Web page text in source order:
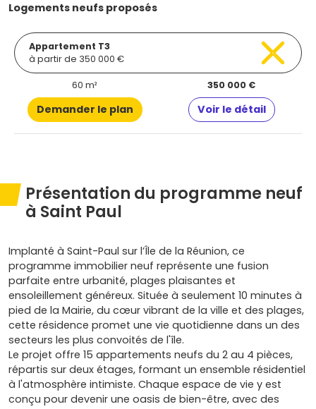
Logements neufs proposés
Appartement T3
à partir de 350 000 €
60 m² 350 000 €
Demander le plan Voir le détail
Présentation du programme neuf
à Saint Paul
Implanté à Saint-Paul sur l’Île de la Réunion, ce
programme immobilier neuf représente une fusion
parfaite entre urbanité, plages plaisantes et
ensoleillement généreux. Située à seulement 10 minutes à
pied de la Mairie, du cœur vibrant de la ville et des plages,
cette résidence promet une vie quotidienne dans un des
secteurs les plus convoités de l'île.
Le projet offre 15 appartements neufs du 2 au 4 pièces,
répartis sur deux étages, formant un ensemble résidentiel
à l'atmosphère intimiste. Chaque espace de vie y est
conçu pour devenir une oasis de bien-être, avec des